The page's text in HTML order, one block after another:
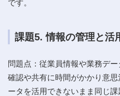
です。
課題5. 情報の管理と活
問題点：従業員情報や業務デー
確認や共有に時間がかかり意
ータを活用できないまま同じ